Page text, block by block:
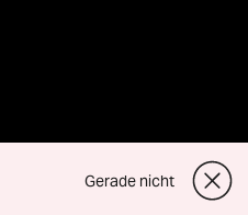
Gerade nicht